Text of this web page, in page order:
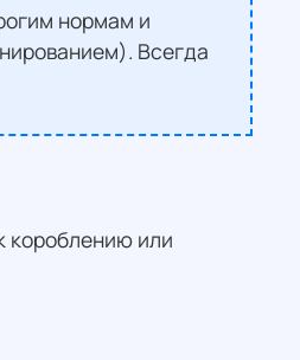
нормам и
Всегда
короблению или